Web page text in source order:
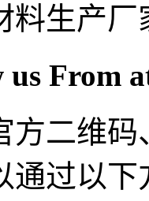
料生产厂
From
方二维
通过以下